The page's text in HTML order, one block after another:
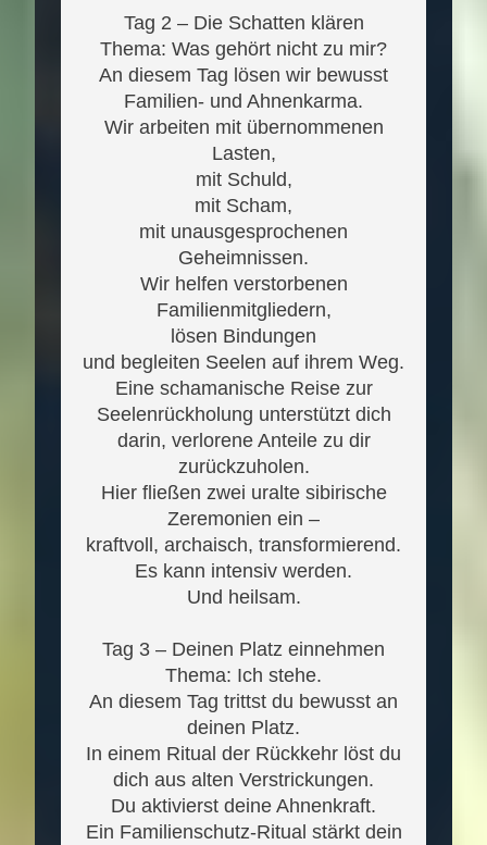
Tag 2 – Die Schatten klären
Thema: Was gehört nicht zu mir?
An diesem Tag lösen wir bewusst
Familien- und Ahnenkarma.
Wir arbeiten mit übernommenen
Lasten,
mit Schuld,
mit Scham,
mit unausgesprochenen
Geheimnissen.
Wir helfen verstorbenen
Familienmitgliedern,
lösen Bindungen
und begleiten Seelen auf ihrem Weg.
Eine schamanische Reise zur
Seelenrückholung unterstützt dich
darin, verlorene Anteile zu dir
zurückzuholen.
Hier fließen zwei uralte sibirische
Zeremonien ein –
kraftvoll, archaisch, transformierend.
Es kann intensiv werden.
Und heilsam.
Tag 3 – Deinen Platz einnehmen
Thema: Ich stehe.
An diesem Tag trittst du bewusst an
deinen Platz.
In einem Ritual der Rückkehr löst du
dich aus alten Verstrickungen.
Du aktivierst deine Ahnenkraft.
Ein Familienschutz-Ritual stärkt dein